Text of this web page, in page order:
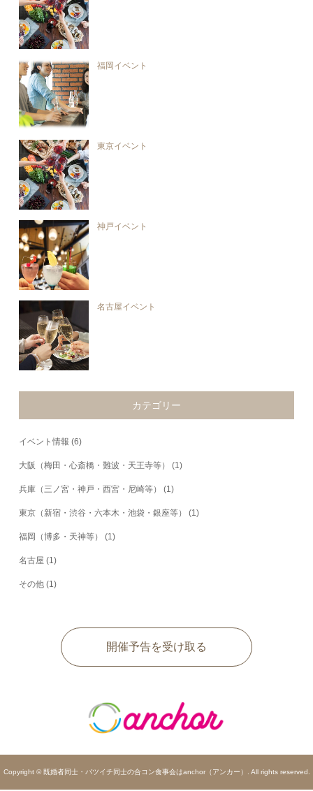
福岡イベント
東京イベント
神戸イベント
名古屋イベント
カテゴリー
イベント情報 (6)
大阪（梅田・心斎橋・難波・天王寺等） (1)
兵庫（三ノ宮・神戸・西宮・尼崎等） (1)
東京（新宿・渋谷・六本木・池袋・銀座等） (1)
福岡（博多・天神等） (1)
名古屋 (1)
その他 (1)
開催予告を受け取る
Copyright © 既婚者同士・バツイチ同士の合コン食事会はanchor（アンカー）. All rights reserved.